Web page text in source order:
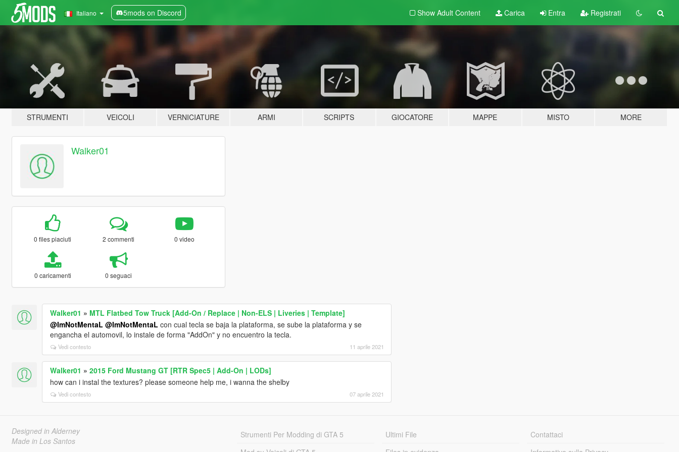
Italiano 5mods on Discord Show Adult Content Carica Entra Registrati
STRUMENTI VEICOLI VERNICIATURE ARMI SCRIPTS GIOCATORE MAPPE MISTO MORE
Walker01
0 files piaciuti 2 commenti 0 video
0 caricamenti 0 seguaci
Walker01 » MTL Flatbed Tow Truck [Add-On / Replace | Non-ELS | Liveries | Template]
@ImNotMentaL @ImNotMentaL con cual tecla se baja la plataforma, se sube la plataforma y se
engancha el automovil, lo instale de forma "AddOn" y no encuentro la tecla.
Vedi contesto 11 aprile 2021
Walker01 » 2015 Ford Mustang GT [RTR Spec5 | Add-On | LODs]
how can i instal the textures? please someone help me, i wanna the shelby
Vedi contesto 07 aprile 2021
Designed in Alderney
Made in Los Santos
Strumenti Per Modding di GTA 5
Ultimi File
Contattaci